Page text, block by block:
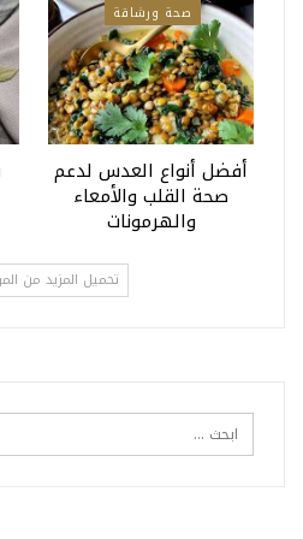
صحة ورشاقة
أفضل أنواع العدس لدعم
صحة القلب والأمعاء
والهرمونات
تحميل المزيد من